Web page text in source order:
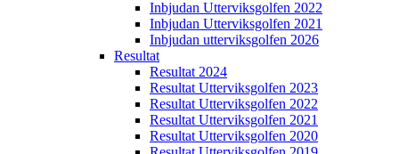
Inbjudan Utterviksgolfen 2022
Inbjudan Utterviksgolfen 2021
Inbjudan utterviksgolfen 2026
Resultat
Resultat 2024
Resultat Utterviksgolfen 2023
Resultat Utterviksgolfen 2022
Resultat Utterviksgolfen 2021
Resultat Utterviksgolfen 2020